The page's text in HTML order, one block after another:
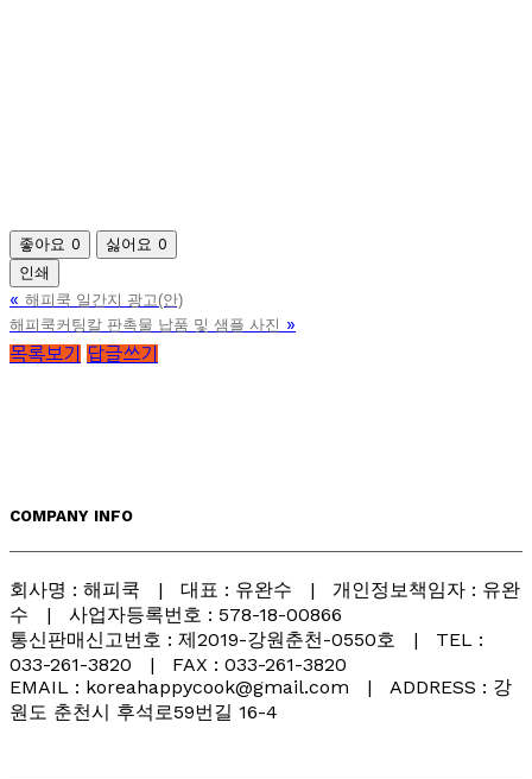
좋아요 0 싫어요 0
인쇄
« 해피쿡 일간지 광고(안)
해피쿡커팅칼 판촉물 납품 및 샘플 사진 »
목록보기 답글쓰기
COMPANY INFO
회사명 : 해피쿡 | 대표 : 유완수 | 개인정보책임자 : 유완
수 | 사업자등록번호 : 578-18-00866
통신판매신고번호 : 제2019-강원춘천-0550호 | TEL :
033-261-3820 | FAX : 033-261-3820
EMAIL : koreahappycook@gmail.com | ADDRESS : 강
원도 춘천시 후석로59번길 16-4